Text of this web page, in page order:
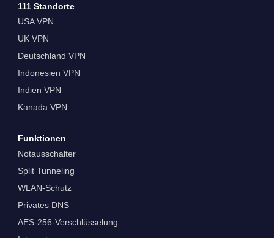
111 Standorte
USA VPN
UK VPN
Deutschland VPN
Indonesien VPN
Indien VPN
Kanada VPN
Funktionen
Notausschalter
Split Tunneling
WLAN-Schutz
Privates DNS
AES-256-Verschlüsselung